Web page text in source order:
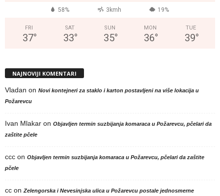
58% 3kmh 19%
FRI
37°
SAT
33°
SUN
35°
MON
36°
TUE
39°
NAJNOVIJI KOMENTARI
Vladan on Novi kontejneri za staklo i karton postavljeni na više lokacija u
Požarevcu
Ivan Mlakar on Objavljen termin suzbijanja komaraca u Požarevcu, pčelari da
zaštite pčele
ccc on Objavljen termin suzbijanja komaraca u Požarevcu, pčelari da zaštite
pčele
cc on Zelengorska i Nevesinjska ulica u Požarevcu postale jednosmerne